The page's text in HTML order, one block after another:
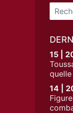
15 |
14 |